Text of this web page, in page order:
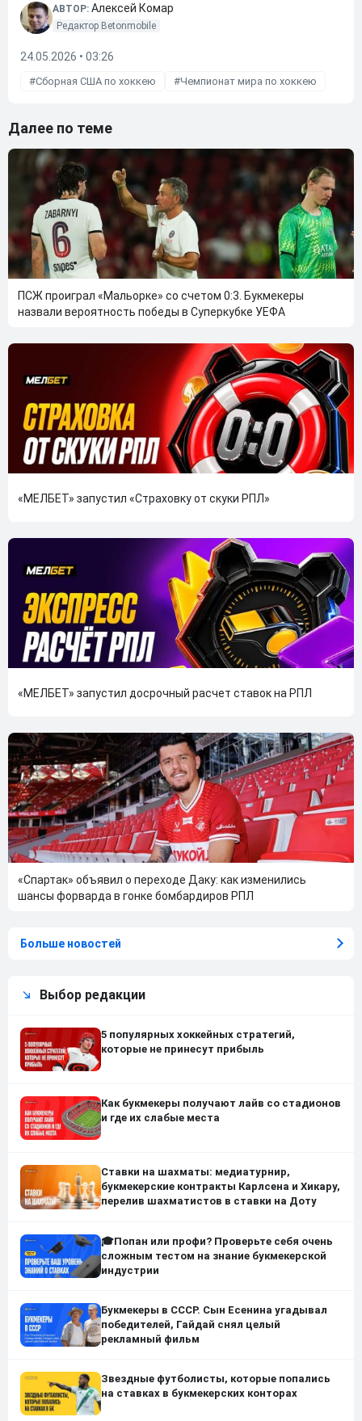
АВТОР: Алексей Комар
Редактор Betonmobile
24.05.2026 • 03:26
Сборная США по хоккею Чемпионат мира по хоккею
Далее по теме
ПСЖ проиграл «Мальорке» со счетом 0:3. Букмекеры
назвали вероятность победы в Суперкубке УЕФА
«МЕЛБЕТ» запустил «Страховку от скуки РПЛ»
«МЕЛБЕТ» запустил досрочный расчет ставок на РПЛ
«Спартак» объявил о переходе Даку: как изменились
шансы форварда в гонке бомбардиров РПЛ
Больше новостей
Выбор редакции
5 популярных хоккейных стратегий,
которые не принесут прибыль
Как букмекеры получают лайв со стадионов
и где их слабые места
Ставки на шахматы: медиатурнир,
букмекерские контракты Карлсена и Хикару,
перелив шахматистов в ставки на Доту
🎓Попан или профи? Проверьте себя очень
сложным тестом на знание букмекерской
индустрии
Букмекеры в СССР. Сын Есенина угадывал
победителей, Гайдай снял целый
рекламный фильм
Звездные футболисты, которые попались
на ставках в букмекерских конторах